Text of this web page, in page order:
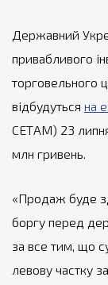
Державний
привабливого
торговельного
відбудуться на
СЕТАМ) 23
млн гривень.
«Продаж буде
боргу перед
за все тим, що
левову частку